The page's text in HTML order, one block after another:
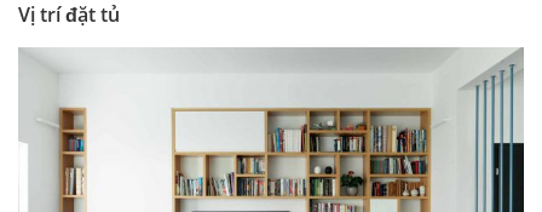
Vị trí đặt tủ